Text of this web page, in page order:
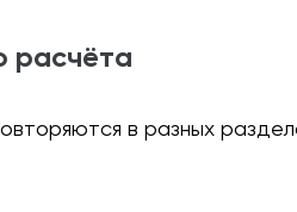
расчёта
в разных